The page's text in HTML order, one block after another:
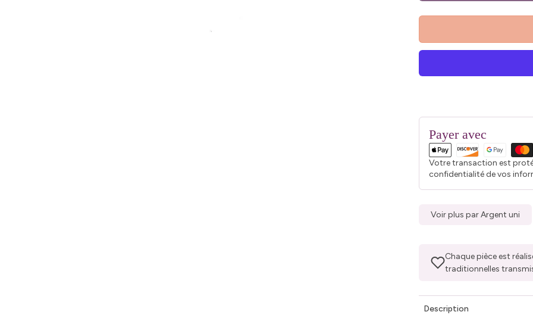
Payer avec
Votre transaction est
confidentialité de vos
Voir plus par Argent uni
Chaque pièce est
traditionnelles
Description